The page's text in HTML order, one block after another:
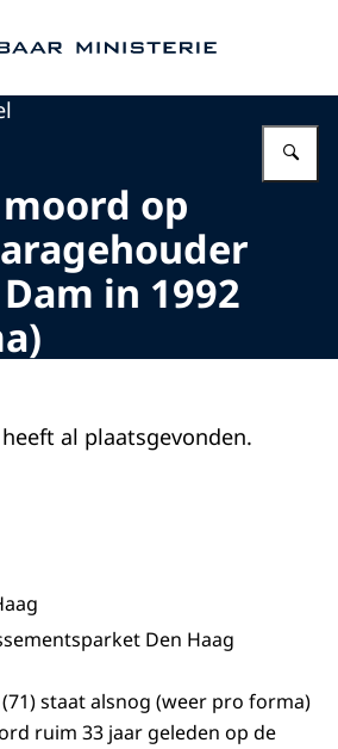
op
in 1992
al plaatsgevonden.
Den Haag
staat alsnog (weer pro forma)
ruim 33 jaar geleden op de